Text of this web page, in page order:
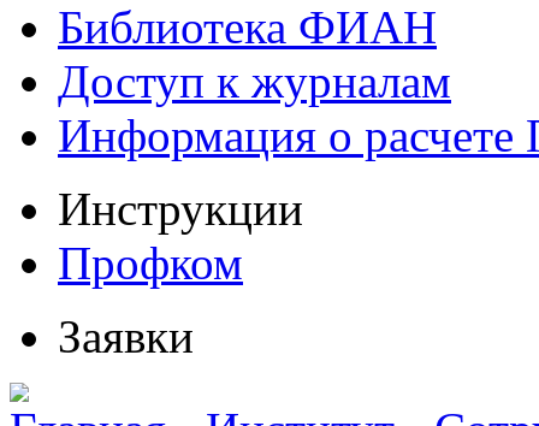
Библиотека ФИАН
Доступ к журналам
Информация о
Инструкции
Профком
Заявки